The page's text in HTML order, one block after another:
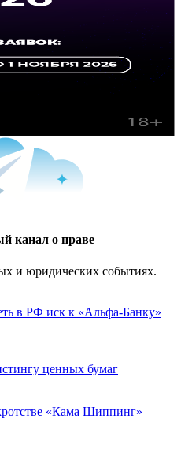
канал о праве
и юридических событиях.
в РФ иск к «Альфа-Банку»
ценных бумаг
«Кама Шиппинг»